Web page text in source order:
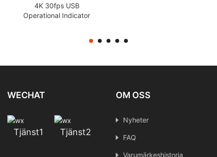
4K 30fps USB
Operational Indicator
Industriell kamerasyn
WECHAT
Tjänst1 Tjänst2
OM OSS
Nyheter
FAQ
Varumärkeshistoria